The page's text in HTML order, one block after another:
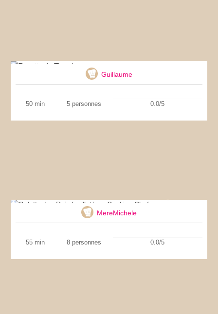
Guillaume
50 min 5 personnes 0.0/5
MereMichele
55 min 8 personnes 0.0/5